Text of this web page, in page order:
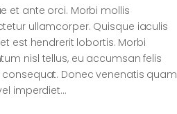
et ante orci. Morbi mollis
ullamcorper. Quisque iaculis
est hendrerit lobortis. Morbi
nisl tellus, eu accumsan felis
Donec venenatis quam
imperdiet…